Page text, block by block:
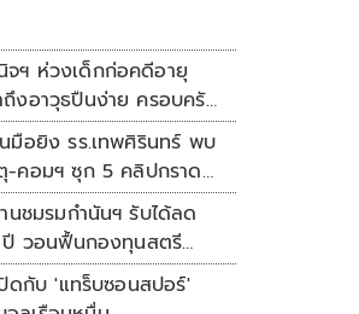
ฯ ห่วงเด็กก่อคดีอายุ
ถึงอาวุธปืนง่าย ครอบครัว
นวนสำคัญ
มือยิง รร.เทพศิรินทร์ พบ
-คอมฯ ซุก 5 คลิปกราด
นชมรมกำนันฯ รับได้ลด
ปี วอนฟื้นกองทุนสตรี
ดกับ 'แทร็บซอนสปอร์'